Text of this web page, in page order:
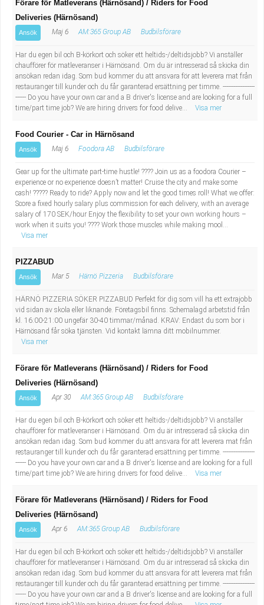
Förare för Matleverans (Härnösand) / Riders for Food
Deliveries (Härnösand)
Ansök Maj 6 AM:365 Group AB Budbilsförare
Har du egen bil och B-körkort och söker ett heltids-/deltidsjobb? Vi anställer
chaufförer för matleveranser i Härnösand. Om du är intresserad så skicka din
ansökan redan idag. Som bud kommer du att ansvara för att leverera mat från
restauranger till kunder och du får garanterad ersättning per timme. ------------------
------ Do you have your own car and a B driver's license and are looking for a full
time/part time job? We are hiring drivers for food delive...
Visa mer
Food Courier - Car in Härnösand
Ansök Maj 6 Foodora AB Budbilsförare
Gear up for the ultimate part-time hustle! ???? Join us as a foodora Courier –
experience or no experience doesn’t matter! Cruise the city and make some
cash! ????? Ready to ride? Apply now and let the good times roll! What we offer:
Score a fixed hourly salary plus commission for each delivery, with an average
salary of 170 SEK/hour Enjoy the flexibility to set your own working hours –
work when it suits you! ???? Work those muscles while making mool...
Visa mer
PIZZABUD
Ansök Mar 5 Härnö Pizzeria Budbilsförare
HÄRNÖ PIZZERIA SÖKER PIZZABUD Perfekt för dig som vill ha ett extrajobb
vid sidan av skola eller liknande. Företagsbil finns. Schemalagd arbetstid från
kl. 16:00-21:00 ungefär 30-40 timmar/månad. KRAV: Endast du som bor i
Härnösand får söka tjänsten. Vid kontakt lämna ditt mobilnummer.
Visa mer
Förare för Matleverans (Härnösand) / Riders for Food
Deliveries (Härnösand)
Ansök Apr 30 AM:365 Group AB Budbilsförare
Har du egen bil och B-körkort och söker ett heltids-/deltidsjobb? Vi anställer
chaufförer för matleveranser i Härnösand. Om du är intresserad så skicka din
ansökan redan idag. Som bud kommer du att ansvara för att leverera mat från
restauranger till kunder och du får garanterad ersättning per timme. ------------------
------ Do you have your own car and a B driver's license and are looking for a full
time/part time job? We are hiring drivers for food delive...
Visa mer
Förare för Matleverans (Härnösand) / Riders for Food
Deliveries (Härnösand)
Ansök Apr 6 AM:365 Group AB Budbilsförare
Har du egen bil och B-körkort och söker ett heltids-/deltidsjobb? Vi anställer
chaufförer för matleveranser i Härnösand. Om du är intresserad så skicka din
ansökan redan idag. Som bud kommer du att ansvara för att leverera mat från
restauranger till kunder och du får garanterad ersättning per timme. ------------------
------ Do you have your own car and a B driver's license and are looking for a full